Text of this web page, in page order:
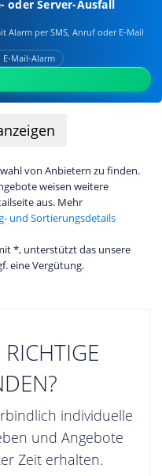
oder Server-Ausfall
per SMS, Anruf oder E‑Mail
E‑Mail‑Alarm
von Anbietern zu finden.
weisen weitere
aus. Mehr
und Sortierungsdetails
*, unterstützt das unsere
eine Vergütung.
individuelle
und Angebote
Zeit erhalten.